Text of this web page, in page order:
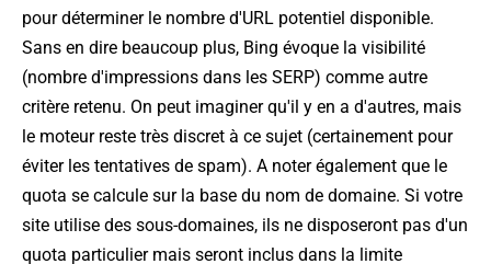
pour déterminer le nombre d'URL potentiel disponible.
Sans en dire beaucoup plus, Bing évoque la visibilité
(nombre d'impressions dans les SERP) comme autre
critère retenu. On peut imaginer qu'il y en a d'autres, mais
le moteur reste très discret à ce sujet (certainement pour
éviter les tentatives de spam). A noter également que le
quota se calcule sur la base du nom de domaine. Si votre
site utilise des sous-domaines, ils ne disposeront pas d'un
quota particulier mais seront inclus dans la limite